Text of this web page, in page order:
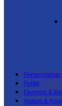
Pemerintahan
Politik
Ekonomi &
Hukum &